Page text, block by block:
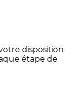
disposition
étape de